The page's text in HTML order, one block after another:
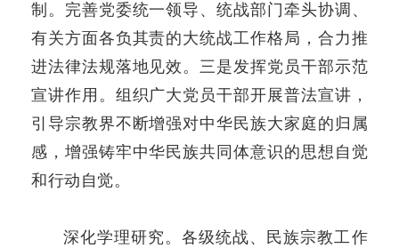
制。完善党委统一领导、统战部门牵头协调、
有关方面各负其责的大统战工作格局，合力推
进法律法规落地见效。三是发挥党员干部示范
宣讲作用。组织广大党员干部开展普法宣讲，
引导宗教界不断增强对中华民族大家庭的归属
感，增强铸牢中华民族共同体意识的思想自觉
和行动自觉。
深化学理研究。各级统战、民族宗教工作